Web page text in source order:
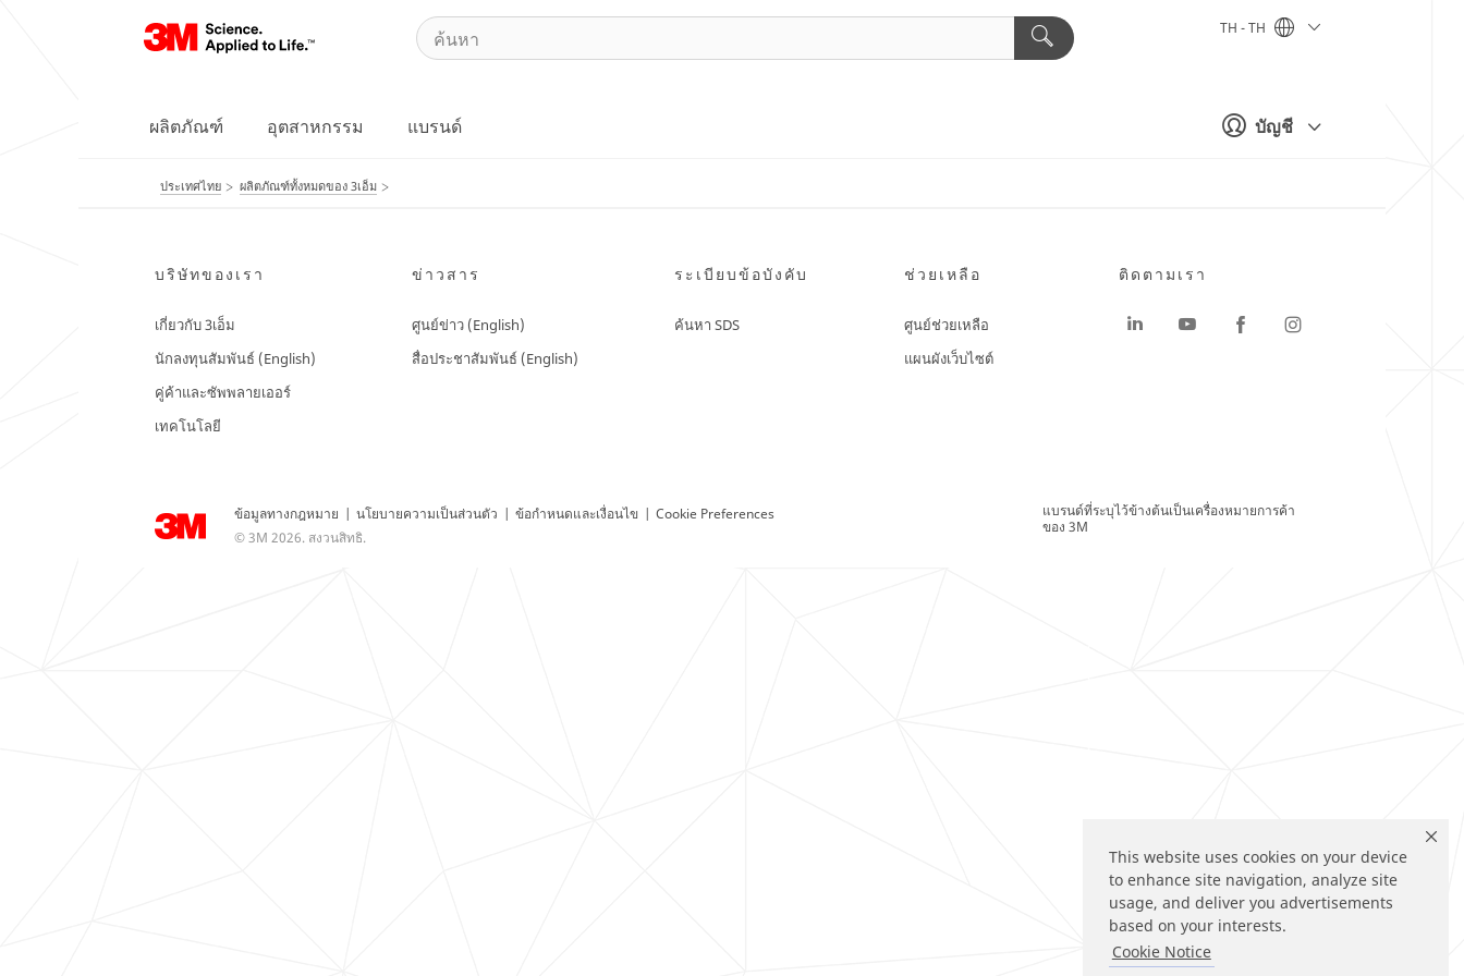
This website uses cookies on your device
to enhance site navigation, analyze site
usage, and deliver you advertisements
based on your interests.
Cookie Notice
บัญชี
TH - TH
ผลิตภัณฑ์ อุตสาหกรรม แบรนด์
ประเทศไทย ผลิตภัณฑ์ทั้งหมดของ 3เอ็ม
บริษัทของเรา
เกี่ยวกับ 3เอ็ม
นักลงทุนสัมพันธ์ (English)
คู่ค้าและซัพพลายเออร์
เทคโนโลยี
ข่าวสาร
ศูนย์ข่าว (English)
สื่อประชาสัมพันธ์ (English)
ระเบียบข้อบังคับ
ค้นหา SDS
ช่วยเหลือ
ศูนย์ช่วยเหลือ
แผนผังเว็บไซต์
ข้อมูลทางกฎหมาย | นโยบายความเป็นส่วนตัว | ข้อกำหนดและเงื่อนไข | Cookie Preferences
© 3M 2026. สงวนสิทธิ.
ติดตามเรา
แบรนด์ที่ระบุไว้ข้างต้นเป็นเครื่องหมายการค้า
ของ 3M